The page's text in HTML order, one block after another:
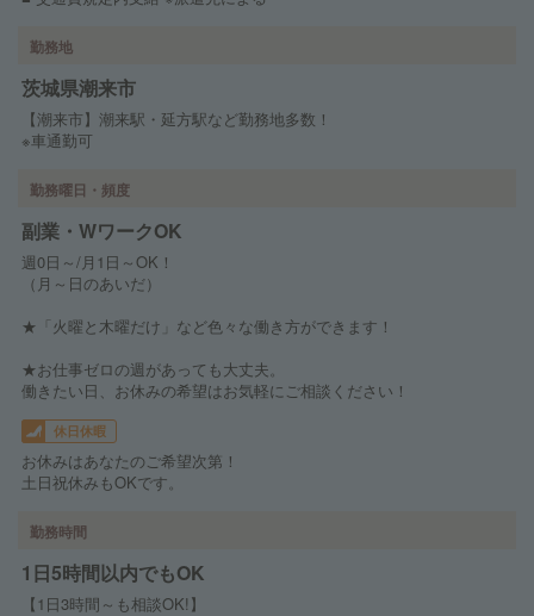
勤務地
茨城県潮来市
【潮来市】潮来駅・延方駅など勤務地多数！
※車通勤可
勤務曜日・頻度
副業・WワークOK
週0日～/月1日～OK！
（月～日のあいだ）
★「火曜と木曜だけ」など色々な働き方ができます！
★お仕事ゼロの週があっても大丈夫。
働きたい日、お休みの希望はお気軽にご相談ください！
休日休暇
お休みはあなたのご希望次第！
土日祝休みもOKです。
勤務時間
1日5時間以内でもOK
【1日3時間～も相談OK!】